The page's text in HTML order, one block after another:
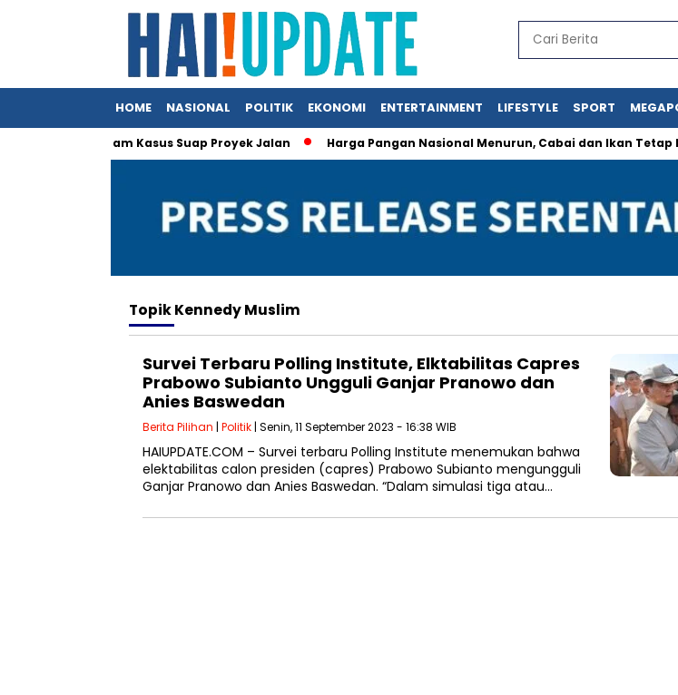
HOME NASIONAL POLITIK EKONOMI ENTERTAINMENT LIFESTYLE SPORT
Nasution dalam Kasus Suap Proyek Jalan Harga Pangan Nasional Menurun, Cabai dan Ikan Tetap
TopikKennedy Muslim
Survei Terbaru Polling Institute, Elktabilitas Capres
Prabowo Subianto Ungguli Ganjar Pranowo dan
Anies Baswedan
Berita Pilihan | Politik | Senin, 11 September 2023 - 16:38 WIB
HAIUPDATE.COM – Survei terbaru Polling Institute menemukan bahwa
elektabilitas calon presiden (capres) Prabowo Subianto mengungguli
Ganjar Pranowo dan Anies Baswedan. “Dalam simulasi tiga atau…